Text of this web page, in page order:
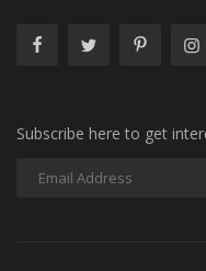
Subscribe here to get